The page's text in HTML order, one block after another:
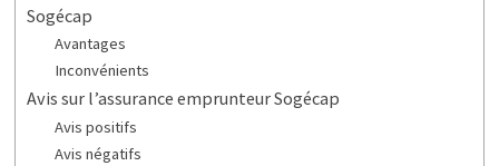
Sogécap
Avantages
Inconvénients
Avis sur l’assurance emprunteur Sogécap
Avis positifs
Avis négatifs